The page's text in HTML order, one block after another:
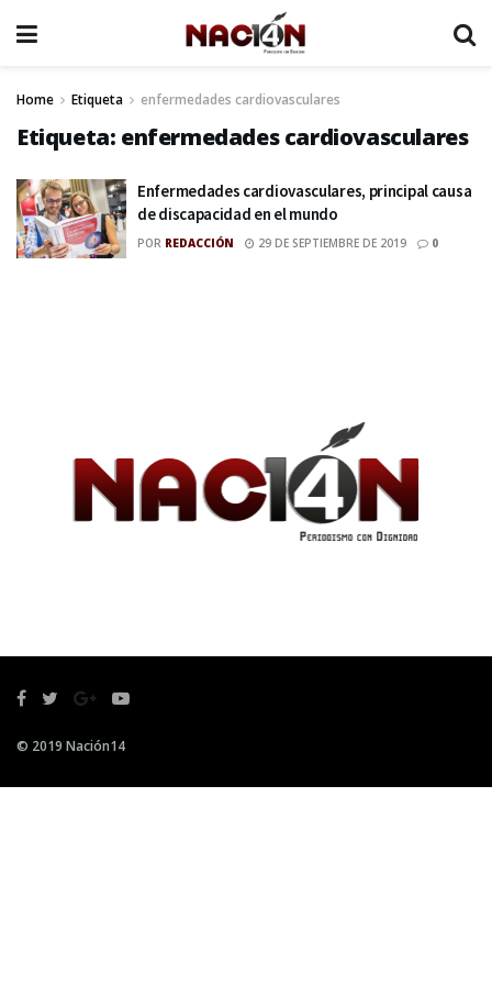
Home Etiqueta enfermedades cardiovasculares
Etiqueta: enfermedades cardiovasculares
Enfermedades cardiovasculares, principal causa
de discapacidad en el mundo
POR REDACCIÓN 29 DE SEPTIEMBRE DE 2019 0
© 2019 Nación14